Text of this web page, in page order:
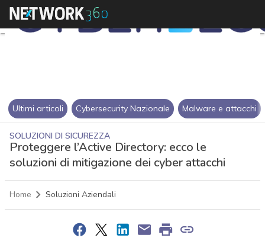
Ultimi articoli Cybersecurity Nazionale Malware e attacchi
SOLUZIONI DI SICUREZZA
Proteggere l’Active Directory: ecco le
soluzioni di mitigazione dei cyber attacchi
Home Soluzioni Aziendali